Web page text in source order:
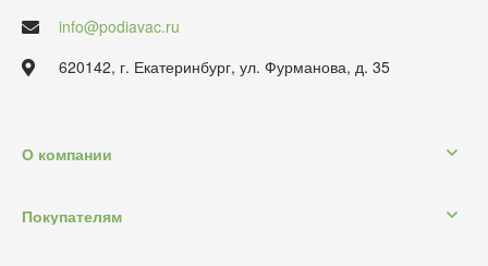
info@podiavac.ru
620142, г. Екатеринбург, ул. Фурманова, д. 35
О компании
Покупателям